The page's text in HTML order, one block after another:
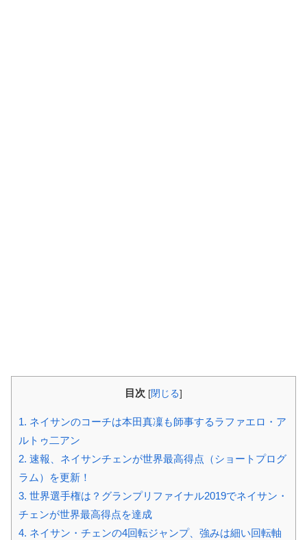
目次 [閉じる]
1. ネイサンのコーチは本田真凜も師事するラファエロ・ア
ルトゥ二アン
2. 速報、ネイサンチェンが世界最高得点（ショートプログ
ラム）を更新！
3. 世界選手権は？グランプリファイナル2019でネイサン・
チェンが世界最高得点を達成
4. ネイサン・チェンの4回転ジャンプ、強みは細い回転軸